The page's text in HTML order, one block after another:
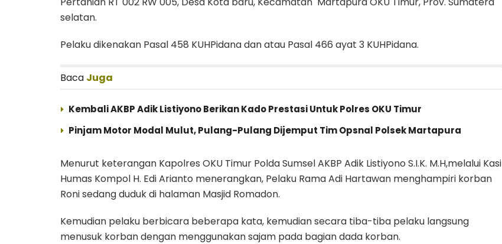
selatan.
Pelaku dikenakan Pasal 458 KUHPidana dan atau Pasal 466 ayat 3 KUHPidana.
Baca Juga
Kembali AKBP Adik Listiyono Berikan Kado Prestasi Untuk Polres OKU Timur
Pinjam Motor Modal Mulut, Pulang-Pulang Dijemput Tim Opsnal Polsek Martapura
Menurut keterangan Kapolres OKU Timur Polda Sumsel AKBP Adik Listiyono S.I.K. M.H,melalui Kasi
Humas Kompol H. Edi Arianto menerangkan, Pelaku Rama Adi Hartawan menghampiri korban
Roni sedang duduk di halaman Masjid Romadon.
Kemudian pelaku berbicara beberapa kata, kemudian secara tiba-tiba pelaku langsung
menusuk korban dengan menggunakan sajam pada bagian dada korban.